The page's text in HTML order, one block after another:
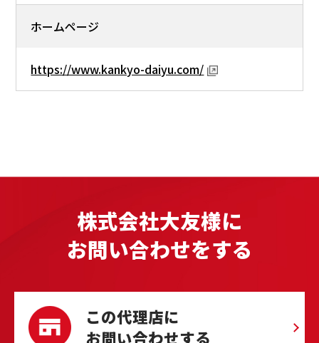
ホームページ
https://www.kankyo-daiyu.com/
株式会社大友様に
お問い合わせをする
この代理店に
お問い合わせする